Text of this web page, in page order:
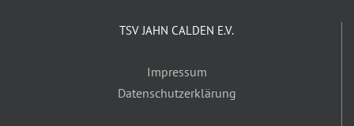
TSV JAHN CALDEN E.V.
Impressum
Datenschutzerklärung